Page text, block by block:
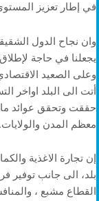
في إطار تعزيز
وان نجاح الدول
يجعلنا في حاجة
وعلى الصعيد
أتت الى البلد اواخر
حققت وتحقق عوائد
معظم المدن والولايات.
إن تجارة الاغذية
بلد، الى جانب
القطاع مشبع ،